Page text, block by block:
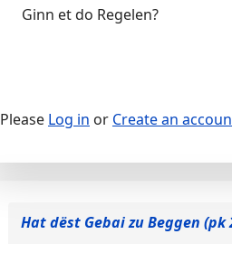
Ginn et do Regelen?
Please Log in or Create an
Hat dëst Gebai zu Beggen